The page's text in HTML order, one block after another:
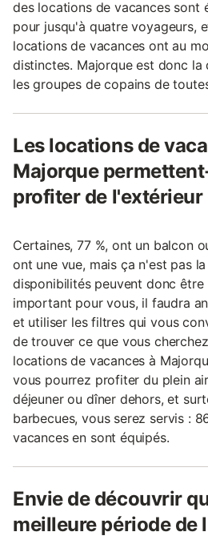
des locations de vacances sont
pour jusqu'à quatre voyageurs,
locations de vacances ont au
distinctes. Majorque est donc la
les groupes de copains de
Les locations de
Majorque
profiter de l'extérieur
Certaines, 77 %, ont un balcon
ont une vue, mais ça n'est pas
disponibilités peuvent donc être
important pour vous, il faudra
et utiliser les filtres qui vous
de trouver ce que vous
locations de vacances à
vous pourrez profiter du plein
déjeuner ou dîner dehors, et
barbecues, vous serez servis :
vacances en sont équipés.
Envie de découvrir
meilleure période de